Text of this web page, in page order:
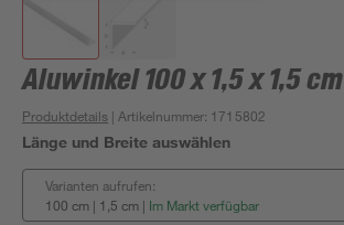
Aluwinkel 100 x 1,5 x 1,5 cm
Produktdetails | Artikelnummer: 1715802
Länge und Breite auswählen
Varianten aufrufen:
100 cm | 1,5 cm | Im Markt verfügbar